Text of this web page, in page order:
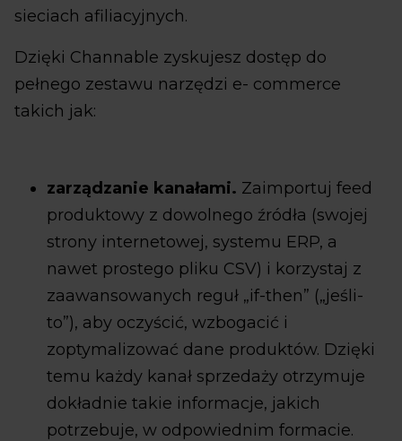
sieciach afiliacyjnych.
Dzięki Channable zyskujesz dostęp do
pełnego zestawu narzędzi e- commerce
takich jak:
zarządzanie kanałami. Zaimportuj feed
produktowy z dowolnego źródła (swojej
strony internetowej, systemu ERP, a
nawet prostego pliku CSV) i korzystaj z
zaawansowanych reguł „if-then” („jeśli-
to”), aby oczyścić, wzbogacić i
zoptymalizować dane produktów. Dzięki
temu każdy kanał sprzedaży otrzymuje
dokładnie takie informacje, jakich
potrzebuje, w odpowiednim formacie.